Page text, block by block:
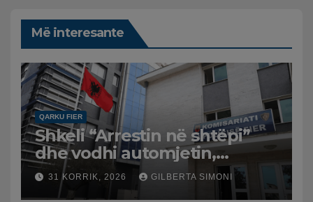
Më interesante
QARKU FIER
Shkeli “Arrestin në shtëpi”
dhe vodhi automjetin,
arrestohet 43-vjeçari
31 KORRIK, 2026 GILBERTA SIMONI